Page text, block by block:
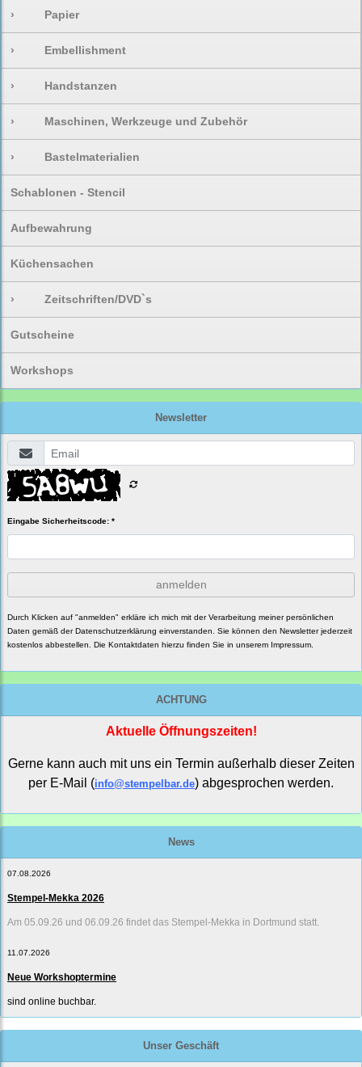
› Papier
› Embellishment
› Handstanzen
› Maschinen, Werkzeuge und Zubehör
› Bastelmaterialien
Schablonen - Stencil
Aufbewahrung
Küchensachen
› Zeitschriften/DVD`s
Gutscheine
Workshops
Newsletter
Eingabe Sicherheitscode: *
anmelden
Durch Klicken auf "anmelden" erkläre ich mich mit der Verarbeitung meiner persönlichen
Daten gemäß der Datenschutzerklärung einverstanden. Sie können den Newsletter jederzeit
kostenlos abbestellen. Die Kontaktdaten hierzu finden Sie in unserem Impressum.
ACHTUNG
Aktuelle Öffnungszeiten!
Gerne kann auch mit uns ein Termin außerhalb dieser Zeiten
per E-Mail (info@stempelbar.de) abgesprochen werden.
News
07.08.2026
Stempel-Mekka 2026
Am 05.09.26 und 06.09.26 findet das Stempel-Mekka in Dortmund statt.
11.07.2026
Neue Workshoptermine
sind online buchbar.
Unser Geschäft